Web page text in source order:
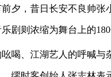
夕，昔日长安不良帅张
剧则浓缩为舞台上的
喝、江湖艺人的呼喊